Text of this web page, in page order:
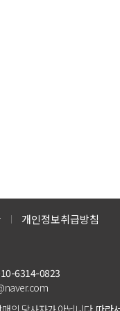
개인정보취급방침
6314-0823